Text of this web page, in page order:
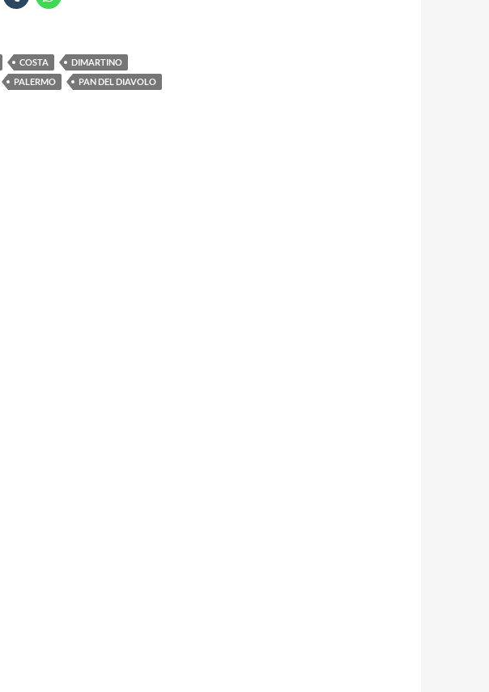
COSTA
DIMARTINO
PALERMO
PAN DEL DIAVOLO